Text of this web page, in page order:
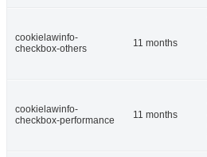
cookielawinfo-
checkbox-others
11 months
cookielawinfo-
checkbox-performance
11 months